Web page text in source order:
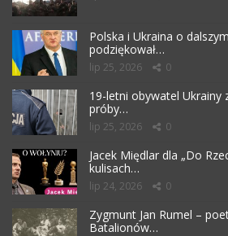
Polska i Ukraina o
podziękował…
lip 25, 2026 0
19-letni obywatel Ukrainy
próby…
lip 25, 2026 0
Jacek Międlar dla „Do
kulisach…
lip 24, 2026 0
Zygmunt Jan Rumel –
Batalionów…